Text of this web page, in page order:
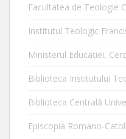
Facultatea de Teologie
Institutul Teologic
Ministerul Educaţiei,
Biblioteca Institutului
Biblioteca Centrală
Episcopia Romano-